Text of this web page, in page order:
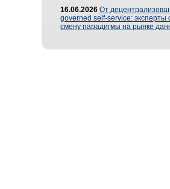
16.06.2026 От
governed self-service: эксперты
смену парадигмы на рынке